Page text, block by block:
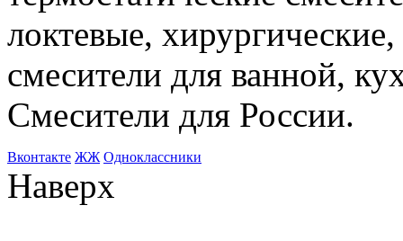
локтевые,
смесители для ванной,
Смесители для России.
Bконтакте ЖЖ Одноклассники
Наверх